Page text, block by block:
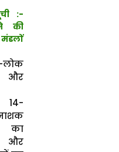
:-
की
मंडलों
लोक
और
14-
का
और